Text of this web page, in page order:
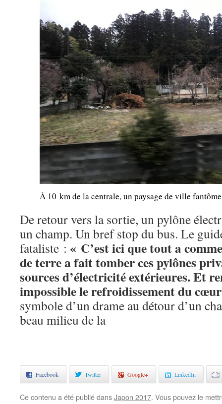
À 10 km de la centrale, un paysage de ville
De retour vers la sortie, un pylône
un champ. Un bref stop du bus. Le
fataliste : « C’est ici que tout a
de terre a fait tomber ces pylônes
sources d’électricité extérieures. Et
impossible le refroidissement du
symbole d’un drame au détour d’un
beau milieu de la
Facebook Twitter Google+ LinkedIn
Ce contenu a été publié dansJapon 2017. Vous pouvez le